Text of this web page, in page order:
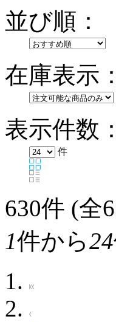
並び順：
在庫表示：
表示件数：
件
630件 (全
1件から24